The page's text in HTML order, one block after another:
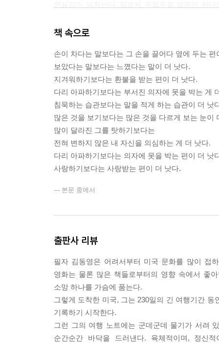
2일’이라는 프로에 유독 관심이 쏠린다. 저자처럼
함께 1박 2일이라는 시간동안 국내에 경치좋은
치우치지 않고 각 서울, 경기도, 충청도 등 각 도를
없는 사람들에게 짧은 시간에 적은 비용으로도
사람들과의
추억과 서로의 소중함을 알아가는 훈훈한 모습도
저자가 떠난 230일간의 미국여행과 1박 2일이라
떠나고 싶은 충동을 일으키면서 동시에 여행에
소개해 주고, 그곳에서 먹었던 음식들, 그곳에서
책 속으로
손이 차다는 말보다는 그 손을 끌어다 옆에 두는 편
보았다는 말보다는 느꼈다는 말이 더 낫다.
지겨워하기보다는 환불을 받는 편이 더 낫다.
다리 아파하기보다는 부서진 의자에 못을 박는 게
침묵하는 습관보다는 말을 적게 하는 습관이 더 낫
많은 것을 보기보다는 많은 것을 다르게 보는 눈이
많이 달라진 그를 탓하기보다는
전혀 변하지 않은 내 자신을 의심하는 게 더 낫다.
다리 아파하기보다는 의자에 못을 박는 편이 더 낫
사랑하기보다는 사랑받는 편이 더 낫다.
--- 본문 중에서
출판사 리뷰
필자 김동영은 어려서부터 미국 문화를 많이 접
영화는 물론 많은 책들로부터의 영향 속에서 좋
소망 하나를 가슴에 품는다.
그렇게 도착한 미국, 그는 230일의 긴 여행기간
기록하기 시작한다.
그런 그의 여행 노트에는 군데군데 물기가 서려
순간순간 바닥을 드러낸다. 육체적이며, 정신